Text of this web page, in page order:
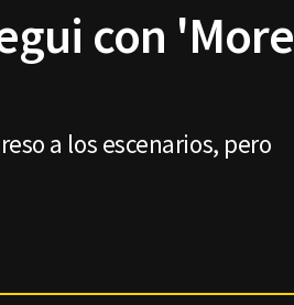
con 'More
a los escenarios, pero